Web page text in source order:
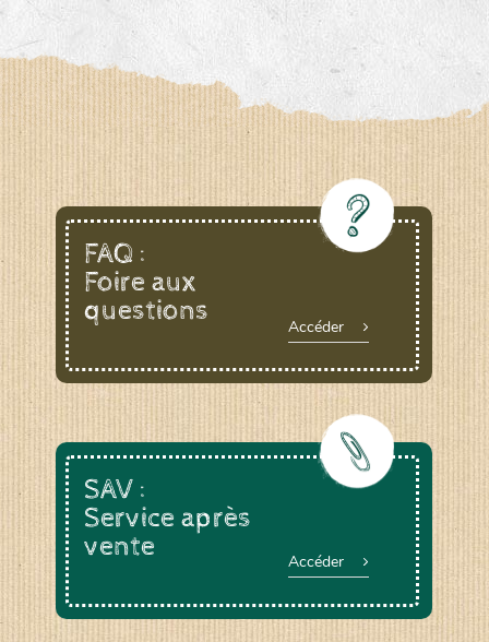
FAQ :
Foire aux
questions
Accéder
SAV :
Service après
vente
Accéder